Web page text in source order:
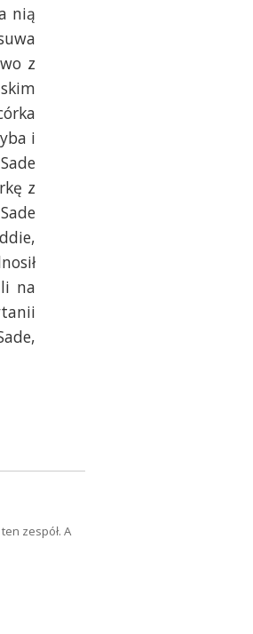
nią
z
i
z
na
zespół. A